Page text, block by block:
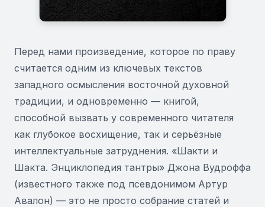
Перед нами произведение, которое по праву
считается одним из ключевых текстов
западного осмысления восточной духовной
традиции, и одновременно — книгой,
способной вызвать у современного читателя
как глубокое восхищение, так и серьёзные
интеллектуальные затруднения. «Шакти и
Шакта. Энциклопедия тантры» Джона Вудроффа
(известного также под псевдонимом Артур
Авалон) — это не просто собрание статей и